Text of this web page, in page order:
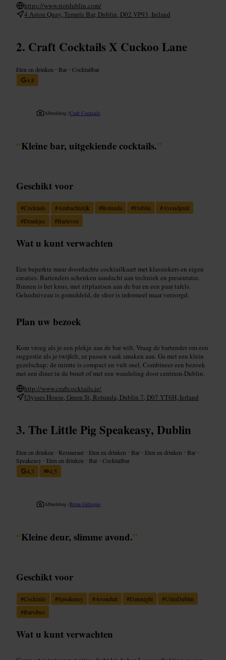
https://www.riotdublin.com/
4 Aston Quay, Temple Bar, Dublin, D02 VP93, Ireland
Craft Cocktails X Cuckoo Lane
Eten en drinken • Bar •Cocktailbar
4,8
Afbeelding /Craft Cocktails
“Kleine bar, uitgekiende cocktails.”
Geschikt voor
#Cocktails #Ambachtelijk #Rotunda #Dublin #Avondjeuit
#Drankjes #Barleven
Wat u kunt verwachten
Een beperkte maar doordachte cocktailkaart met klassiekers en eigen
creaties. Bartenders schenken aandacht aan techniek en presentatie.
Binnen is het knus, met zitplaatsen aan de bar en een paar tafels.
Geluidniveau is gemiddeld, de sfeer is informeel maar verzorgd.
Plan uw bezoek
Kom vroeg als je een plekje aan de bar wilt. Vraag de bartender om een
suggestie als je twijfelt, ze passen vaak smaken aan. Ga met een klein
gezelschap: de ruimte is compact en vult snel. Combineer een bezoek
met een diner in de buurt of met een wandeling door centrum-Dublin.
http://www.craftcocktails.ie/
Ulysses House, Green St, Rotunda, Dublin 7, D07 YT6H, Ierland
The Little Pig Speakeasy, Dublin
Eten en drinken • Restaurant • Eten en drinken • Bar • Eten en drinken • Bar •
Speakeasy • Eten en drinken • Bar •Cocktailbar
4,3
4,5
Afbeelding /Brian Gillespie
“Kleine deur, slimme avond.”
Geschikt voor
#Cocktails #Speakeasy #Avonduit #Datenight #UitinDublin
#Barvibes
Wat u kunt verwachten